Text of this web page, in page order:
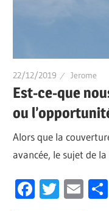
22/12/2019 Jerome
Est-ce-que
ou
Alors que la
avancée, le sujet de
Facebook
Twitter